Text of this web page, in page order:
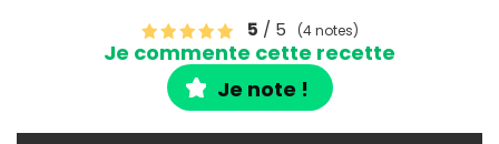
5 / 5 (4 notes)
Je commente cette recette
Je note !